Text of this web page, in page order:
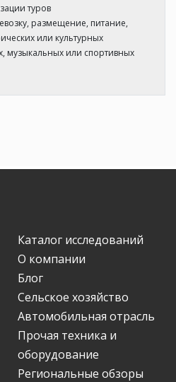
туров
размещение, питание,
или культурных
музыкальных или спортивных
Каталог исследований
О компании
Блог
Сельское хозяйство
Автомобильная отрасль
Прочая техника и
оборудование
Региональные обзоры